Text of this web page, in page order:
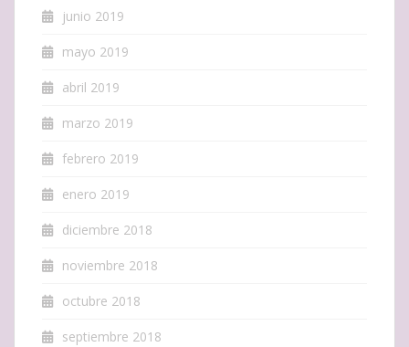
junio 2019
mayo 2019
abril 2019
marzo 2019
febrero 2019
enero 2019
diciembre 2018
noviembre 2018
octubre 2018
septiembre 2018